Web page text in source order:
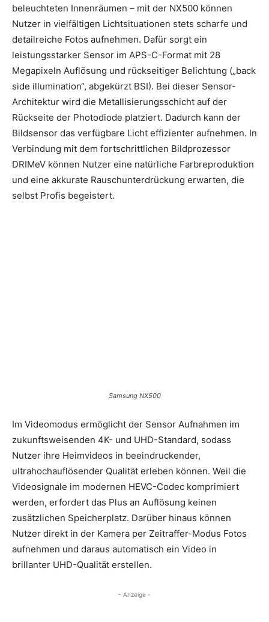
beleuchteten Innenräumen – mit der NX500 können
Nutzer in vielfältigen Lichtsituationen stets scharfe und
detailreiche Fotos aufnehmen. Dafür sorgt ein
leistungsstarker Sensor im APS-C-Format mit 28
Megapixeln Auflösung und rückseitiger Belichtung („back
side illumination“, abgekürzt BSI). Bei dieser Sensor-
Architektur wird die Metallisierungsschicht auf der
Rückseite der Photodiode platziert. Dadurch kann der
Bildsensor das verfügbare Licht effizienter aufnehmen. In
Verbindung mit dem fortschrittlichen Bildprozessor
DRIMeV können Nutzer eine natürliche Farbreproduktion
und eine akkurate Rauschunterdrückung erwarten, die
selbst Profis begeistert.
Samsung NX500
Im Videomodus ermöglicht der Sensor Aufnahmen im
zukunftsweisenden 4K- und UHD-Standard, sodass
Nutzer ihre Heimvideos in beeindruckender,
ultrahochauflösender Qualität erleben können. Weil die
Videosignale im modernen HEVC-Codec komprimiert
werden, erfordert das Plus an Auflösung keinen
zusätzlichen Speicherplatz. Darüber hinaus können
Nutzer direkt in der Kamera per Zeitraffer-Modus Fotos
aufnehmen und daraus automatisch ein Video in
brillanter UHD-Qualität erstellen.
- Anzeige -